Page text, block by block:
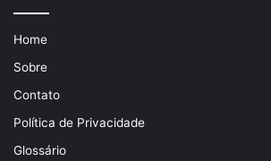
Home
Sobre
Contato
Política de Privacidade
Glossário